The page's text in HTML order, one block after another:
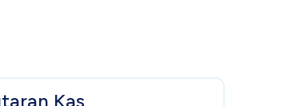
Kas